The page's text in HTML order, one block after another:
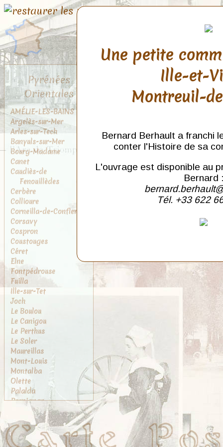
Pyrénées
Orientales
AMÉLIE-LES-BAINS
Argelès-sur-Mer
Arles-sur-Tech
Banyuls-sur-Mer
Bourg-Madame
Canet
Caudiès-de
Fenouillèdes
Cerbère
Collioure
Corneilla-de-Conflent
Corsavy
Cospron
Coustouges
Céret
Elne
Fontpédrouse
Fuilla
Ille-sur-Tet
Joch
Le Boulou
Le Canigou
Le Perthus
Le Soler
Maureillas
Mont-Louis
Montalba
Olette
Palalda
Perpignan
Port-Vendres
Prades
Prats-de-Mollo
Rivesaltes
Une petite
Ille-et-
Montreuil-
Bernard Berhault a franchi
conter l'Histoire de sa
L'ouvrage est disponible au
Bernard
Tél. +33 622